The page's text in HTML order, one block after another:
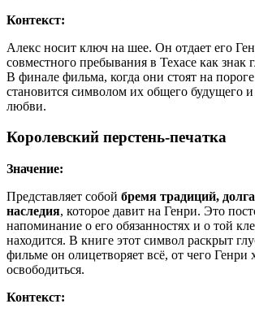
Контекст:
Алекс носит ключ на шее. Он отдает его
совместного пребывания в Техасе как знак
В финале фильма, когда они стоят на
становится символом их общего будущего
любви.
Королевский перстень-печатка
Значение:
Представляет собой бремя традиций,
наследия, которое давит на Генри. Это
напоминание о его обязанностях и о той
находится. В книге этот символ раскрыт
фильме он олицетворяет всё, от чего Генри
освободиться.
Контекст: